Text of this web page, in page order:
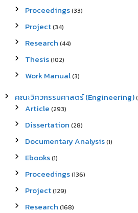
Proceedings(33)
Project(34)
Research (44)
Thesis(102)
Work Manual(3)
คณะวิศวกรรมศาสตร์ (Engineering)
Article (293)
Dissertation (28)
Documentary Analysis(1)
Ebooks(1)
Proceedings(136)
Project(129)
Research (168)